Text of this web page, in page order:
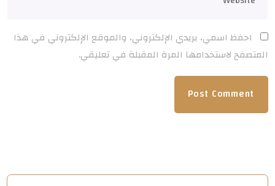
احفظ اسمي، بريدي الإلكتروني، والموقع الإلكتروني في هذا
المتصفح لاستخدامها المرة المقبلة في تعليقي.